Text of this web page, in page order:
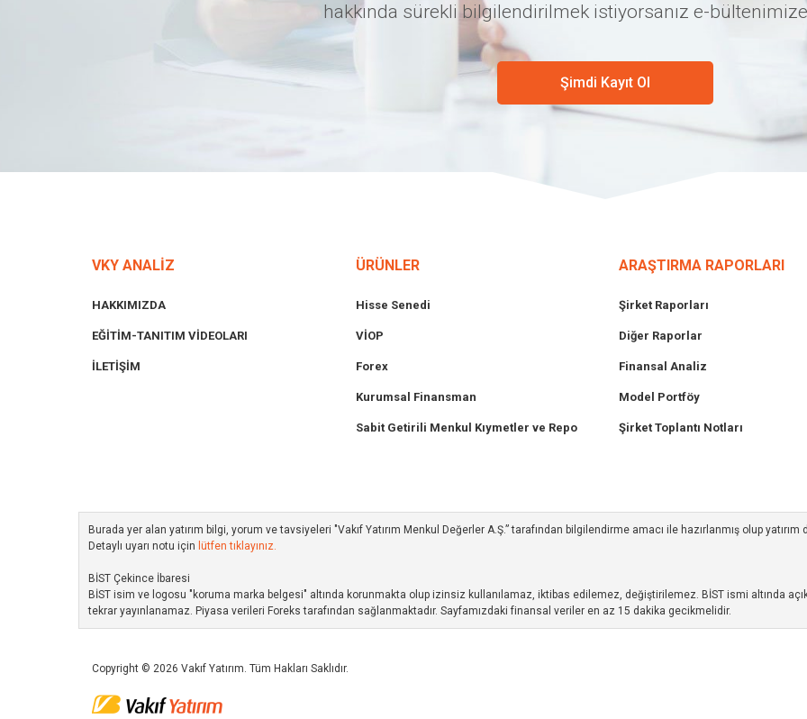
hakkında sürekli bilgilendirilmek istiyorsanız e-
Şimdi Kayıt Ol
VKY ANALİZ
HAKKIMIZDA
EĞİTİM-TANITIM VİDEOLARI
İLETİŞİM
ÜRÜNLER
Hisse Senedi
VİOP
Forex
Kurumsal Finansman
Sabit Getirili Menkul Kıymetler ve Repo
ARAŞTIRMA RAPORLARI
Şirket Raporları
Diğer Raporlar
Finansal Analiz
Model Portföy
Şirket Toplantı Notları
Burada yer alan yatırım bilgi, yorum ve tavsiyeleri "Vakıf Yatırım Menkul Değerler A.Ş.” tarafından bilgilendirme amacı ile hazırlanmış olup yatırım
Detaylı uyarı notu için lütfen tıklayınız.
BİST Çekince İbaresi
BİST isim ve logosu "koruma marka belgesi" altında korunmakta olup izinsiz kullanılamaz, iktibas edilemez, değiştirilemez. BİST ismi altında
tekrar yayınlanamaz. Piyasa verileri Foreks tarafından sağlanmaktadır. Sayfamızdaki finansal veriler en az 15 dakika gecikmelidir.
Copyright © 2026 Vakıf Yatırım. Tüm Hakları Saklıdır.